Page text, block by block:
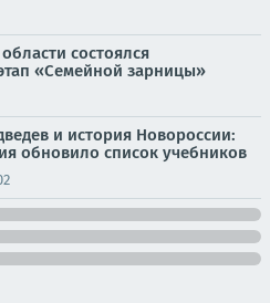
состоялся
«Семейной зарницы»
и история Новороссии:
обновило список учебников